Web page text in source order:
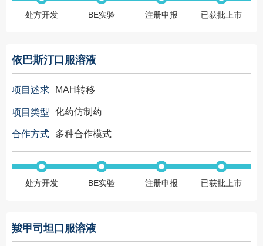
处方开发 BE实验 注册申报 已获批上市
依巴斯汀口服溶液
项目述求 MAH转移
项目类型 化药仿制药
合作方式 多种合作模式
处方开发 BE实验 注册申报 已获批上市
羧甲司坦口服溶液